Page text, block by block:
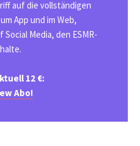
auf die vollständigen
App und im Web,
Media, den ESMR-
12 €:
Abo!